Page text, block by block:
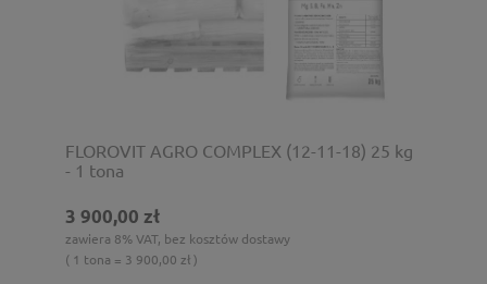
FLOROVIT AGRO COMPLEX (12-11-18) 25 kg
- 1 tona
3 900,00 zł
zawiera 8% VAT, bez kosztów dostawy
( 1 tona = 3 900,00 zł )